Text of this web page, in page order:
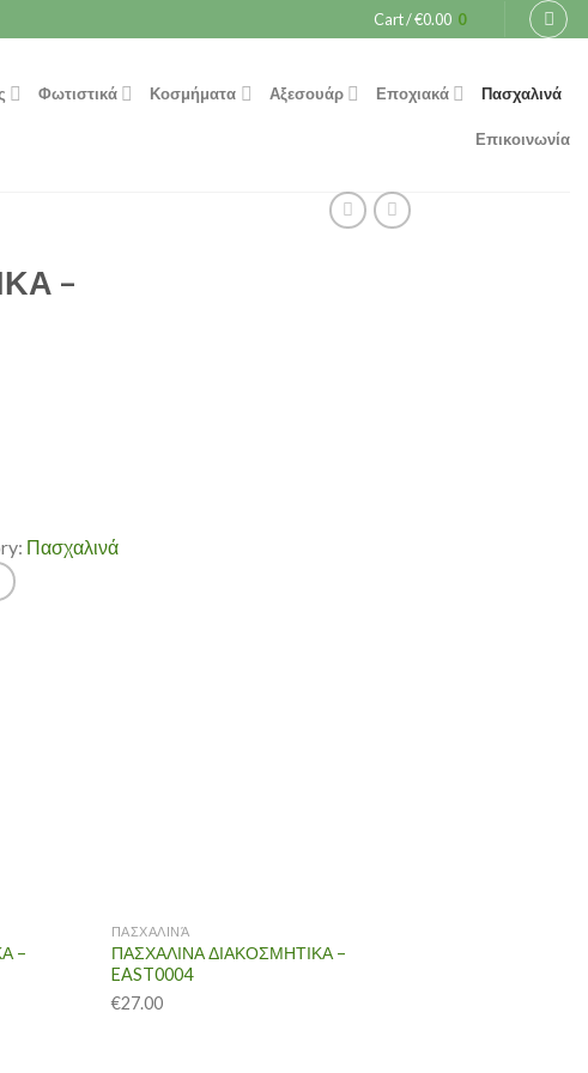
Cart /€0.00 0
Φωτιστικά Κοσμήματα Αξεσουάρ Εποχιακά Πασχαλινά
Επικοινωνία
–
Πασχαλινά
–
ΠΑΣΧΑΛΙΝΆ
ΠΑΣΧΑΛΙΝΑ ΔΙΑΚΟΣΜΗΤΙΚΑ –
EAST0004
€27.00